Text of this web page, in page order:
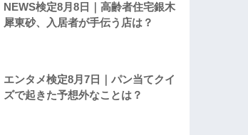
NEWS検定8月8日｜高齢者住宅銀木
犀東砂、入居者が手伝う店は？
エンタメ検定8月7日｜パン当てクイ
ズで起きた予想外なことは？